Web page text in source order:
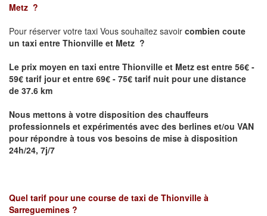
Metz ?
Pour réserver votre taxi Vous souhaitez savoir combien coute
un taxi entre Thionville et Metz ?
Le prix moyen en taxi entre Thionville et Metz est entre 56€ -
59€ tarif jour et entre 69€ - 75€ tarif nuit pour une distance
de 37.6 km
Nous mettons à votre disposition des chauffeurs
professionnels et expérimentés avec des berlines et/ou VAN
pour répondre à tous vos besoins de mise à disposition
24h/24, 7j/7
Quel tarif pour une course de taxi de Thionville à
Sarreguemines ?